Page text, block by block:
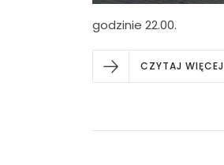
godzinie 22.00.
CZYTAJ WIĘCEJ